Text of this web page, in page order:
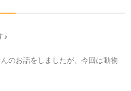
♪
のお話をしましたが、今回は動物